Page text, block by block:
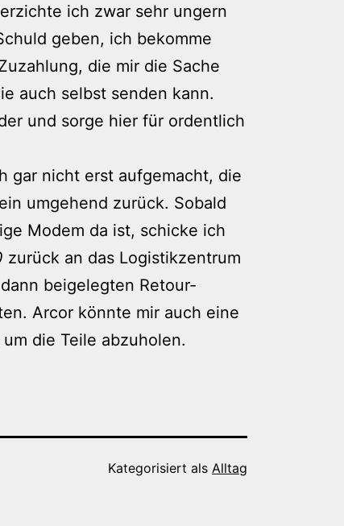
ich zwar sehr ungern
geben, ich bekomme
die mir die Sache
auch selbst senden kann.
und sorge hier für ordentlich
gar nicht erst aufgemacht, die
umgehend zurück. Sobald
Modem da ist, schicke ich
zurück an das Logistikzentrum
beigelegten Retour-
Arcor könnte mir auch eine
die Teile abzuholen.
Kategorisiert als Alltag